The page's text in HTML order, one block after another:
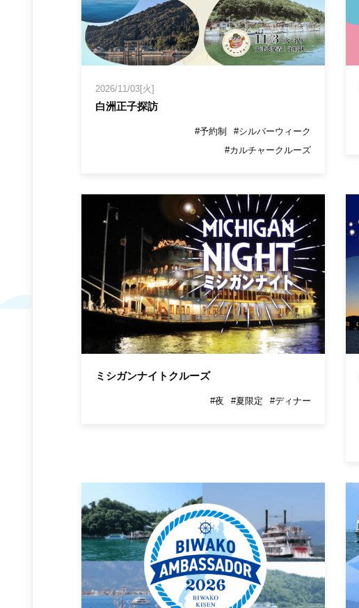
2026/11/03[火]
白洲正子探訪
#予約制
#シルバーウィーク
#カルチャークルーズ
ミシガンナイトクルーズ
#夜 #夏限定 #ディナー